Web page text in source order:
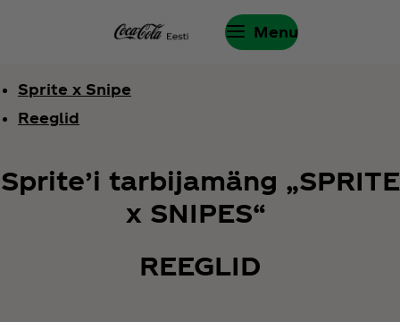
Menu
Sprite x Snipe
Reeglid
Sprite’i tarbijamäng „SPRITE
x SNIPES“
REEGLID